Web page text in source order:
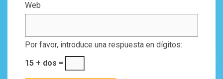
Web
Por favor, introduce una respuesta en dígitos:
15 + dos =